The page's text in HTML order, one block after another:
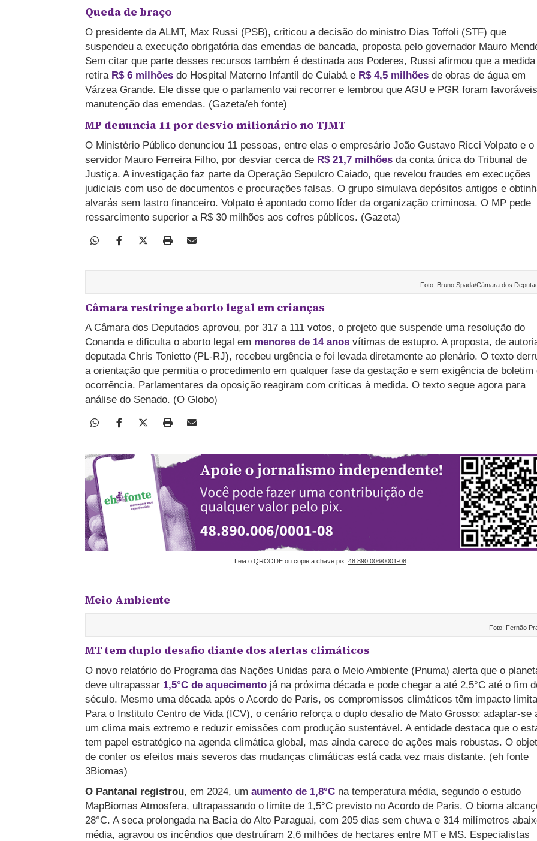
Queda de braço
O presidente da ALMT, Max Russi (PSB), criticou a decisão do ministro Dias Toffoli (STF) que
suspendeu a execução obrigatória das emendas de bancada, proposta pelo governador Mauro
Sem citar que parte desses recursos também é destinada aos Poderes, Russi afirmou que a medida
retira R$ 6 milhões do Hospital Materno Infantil de Cuiabá e R$ 4,5 milhões de obras de água em
Várzea Grande. Ele disse que o parlamento vai recorrer e lembrou que AGU e PGR foram
manutenção das emendas. (Gazeta/eh fonte)
MP denuncia 11 por desvio milionário no TJMT
O Ministério Público denunciou 11 pessoas, entre elas o empresário João Gustavo Ricci Volpato e o
servidor Mauro Ferreira Filho, por desviar cerca de R$ 21,7 milhões da conta única do Tribunal de
Justiça. A investigação faz parte da Operação Sepulcro Caiado, que revelou fraudes em execuções
judiciais com uso de documentos e procurações falsas. O grupo simulava depósitos antigos e
alvarás sem lastro financeiro. Volpato é apontado como líder da organização criminosa. O MP pede
ressarcimento superior a R$ 30 milhões aos cofres públicos. (Gazeta)
Foto: Bruno Spada/Câmara dos
Câmara restringe aborto legal em crianças
A Câmara dos Deputados aprovou, por 317 a 111 votos, o projeto que suspende uma resolução do
Conanda e dificulta o aborto legal em menores de 14 anos vítimas de estupro. A proposta, de
deputada Chris Tonietto (PL-RJ), recebeu urgência e foi levada diretamente ao plenário. O texto
a orientação que permitia o procedimento em qualquer fase da gestação e sem exigência de boletim
ocorrência. Parlamentares da oposição reagiram com críticas à medida. O texto segue agora para
análise do Senado. (O Globo)
Leia o QRCODE ou copie a chave pix: 48.890.006/0001-08
Meio Ambiente
Foto: Fernão
MT tem duplo desafio diante dos alertas climáticos
O novo relatório do Programa das Nações Unidas para o Meio Ambiente (Pnuma) alerta que o
deve ultrapassar 1,5°C de aquecimento já na próxima década e pode chegar a até 2,5°C até o fim
século. Mesmo uma década após o Acordo de Paris, os compromissos climáticos têm impacto
Para o Instituto Centro de Vida (ICV), o cenário reforça o duplo desafio de Mato Grosso: adaptar-se
um clima mais extremo e reduzir emissões com produção sustentável. A entidade destaca que o
tem papel estratégico na agenda climática global, mas ainda carece de ações mais robustas. O
de conter os efeitos mais severos das mudanças climáticas está cada vez mais distante. (eh fonte
3Biomas)
O Pantanal registrou, em 2024, um aumento de 1,8°C na temperatura média, segundo o estudo
MapBiomas Atmosfera, ultrapassando o limite de 1,5°C previsto no Acordo de Paris. O bioma
28°C. A seca prolongada na Bacia do Alto Paraguai, com 205 dias sem chuva e 314 milímetros
média, agravou os incêndios que destruíram 2,6 milhões de hectares entre MT e MS. Especialistas